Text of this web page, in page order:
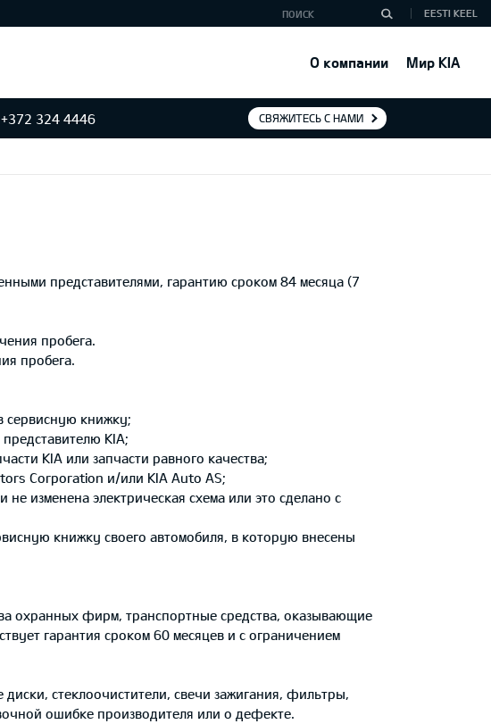
О компании Мир KIA
EESTI KEEL
+372 324 4446 СВЯЖИТЕСЬ С НАМИ
представителями, гарантию сроком 84 месяца (7
пробега.
пробега.
сервисную книжку;
KIA;
KIA или запчасти равного качества;
Corporation и/или KIA Auto AS;
изменена электрическая схема или это сделано с
книжку своего автомобиля, в которую внесены
охранных фирм, транспортные средства, оказывающие
гарантия сроком 60 месяцев и с ограничением
стеклоочистители, свечи зажигания, фильтры,
ошибке производителя или о дефекте.